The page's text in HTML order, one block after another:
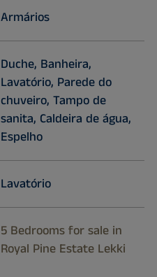
Armários
Duche, Banheira,
Lavatório, Parede do
chuveiro, Tampo de
sanita, Caldeira de água,
Espelho
Lavatório
5 Bedrooms for sale in
Royal Pine Estate Lekki